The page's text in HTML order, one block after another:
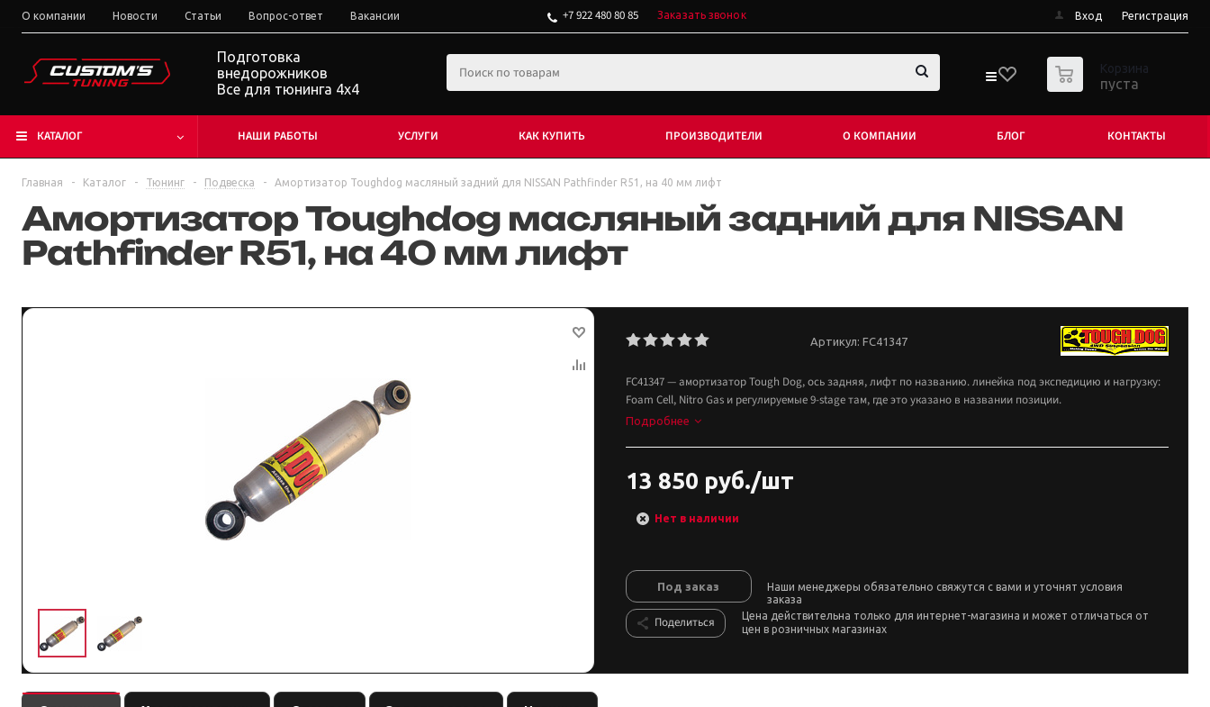
О компании Новости Статьи Вопрос-ответ Вакансии +7 922 480 80 85 Заказать звонок Вход Регистрация
Подготовка
внедорожников
Все для тюнинга 4x4
0 Корзина
пуста
КАТАЛОГ НАШИ РАБОТЫ УСЛУГИ КАК КУПИТЬ ПРОИЗВОДИТЕЛИ О КОМПАНИИ БЛОГ КОНТАКТЫ
Главная - Каталог - Тюнинг - Подвеска - Амортизатор Toughdog масляный задний для NISSAN Pathfinder R51, на 40 мм лифт
Амортизатор Toughdog масляный задний для NISSAN
Pathfinder R51, на 40 мм лифт
Артикул: FC41347
FC41347 — амортизатор Tough Dog, ось задняя, лифт по названию. линейка под экспедицию и нагрузку:
Foam Cell, Nitro Gas и регулируемые 9-stage там, где это указано в названии позиции.
Подробнее
13 850 руб./шт
Нет в наличии
Под заказ
Наши менеджеры обязательно свяжутся с вами и уточнят условия
заказа
Поделиться
Цена действительна только для интернет-магазина и может отличаться от
цен в розничных магазинах